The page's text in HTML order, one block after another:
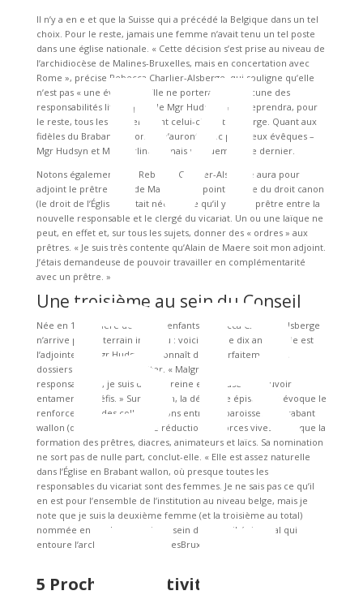
M
BR
Il nʼy a en e et que la Suisse qui a précédé la Belgique dans un tel
choix. Pour le reste, jamais une femme nʼavait tenu un tel poste
dans une église nationale. « Cette décision sʼest prise au niveau de
lʼarchidiocèse de Malines-Bruxelles, mais en concertation avec
Rome », précise Rebecca Charlier-Alsberge, qui souligne quʼelle
nʼest pas « une évêque ». Elle ne portera donc aucune des
responsabilités liturgiques de Mgr Hudsyn, mais reprendra, pour
le reste, tous les dossiers dont celui-ci avait la charge. Quant aux
fidèles du Brabant wallon, ils nʼauront donc plus deux évêques –
Mgr Hudsyn et Mgr Terlinden mais uniquement ce dernier.
Notons également que Rebecca Charlier-Alsberge aura pour
adjoint le prêtre Alain de Maere. Dʼun point de vue du droit canon
(le droit de lʼÉglise), il était nécessaire quʼil y ait un prêtre entre la
nouvelle responsable et le clergé du vicariat. Un ou une laïque ne
peut, en effet et, sur tous les sujets, donner des « ordres » aux
prêtres. « Je suis très contente quʼAlain de Maere soit mon adjoint.
Jʼétais demandeuse de pouvoir travailler en complémentarité
avec un prêtre. »
Une troisième au sein du Conseil
Née en 1982, mère de quatre enfants, Rebecca Charlier-Alsberge
nʼarrive pas en terrain inconnu : voici près de dix ans quʼelle est
lʼadjointe de Mgr Hudsyn et connaît donc parfaitement les
dossiers quʼelle aura à traiter. « Malgré lʼampleur des
responsabilités, je suis donc sereine et joyeuse de pouvoir
entamer ces défis. » Sur ce plan, la déléguée épiscopale évoque le
renforcement des collaborations entre les paroisses du Brabant
wallon (dans un contexte de réduction de forces vives) ainsi que la
formation des prêtres, diacres, animateurs et laïcs. Sa nomination
ne sort pas de nulle part, conclut-elle. « Elle est assez naturelle
dans lʼÉglise en Brabant wallon, où presque toutes les
responsables du vicariat sont des femmes. Je ne sais pas ce quʼil
en est pour lʼensemble de lʼinstitution au niveau belge, mais je
note que je suis la deuxième femme (et la troisième au total)
nommée en quelques mois au sein du conseil épiscopal qui
entoure lʼarchevêque de MalinesBruxelles. »
5 Prochaines activités